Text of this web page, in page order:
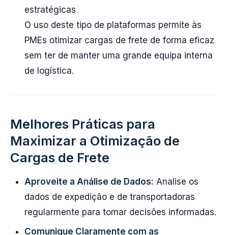
estratégicas
O uso deste tipo de plataformas permite às
PMEs otimizar cargas de frete de forma eficaz
sem ter de manter uma grande equipa interna
de logística.
Melhores Práticas para
Maximizar a Otimização de
Cargas de Frete
Aproveite a Análise de Dados: Analise os
dados de expedição e de transportadoras
regularmente para tomar decisões informadas.
Comunique Claramente com as